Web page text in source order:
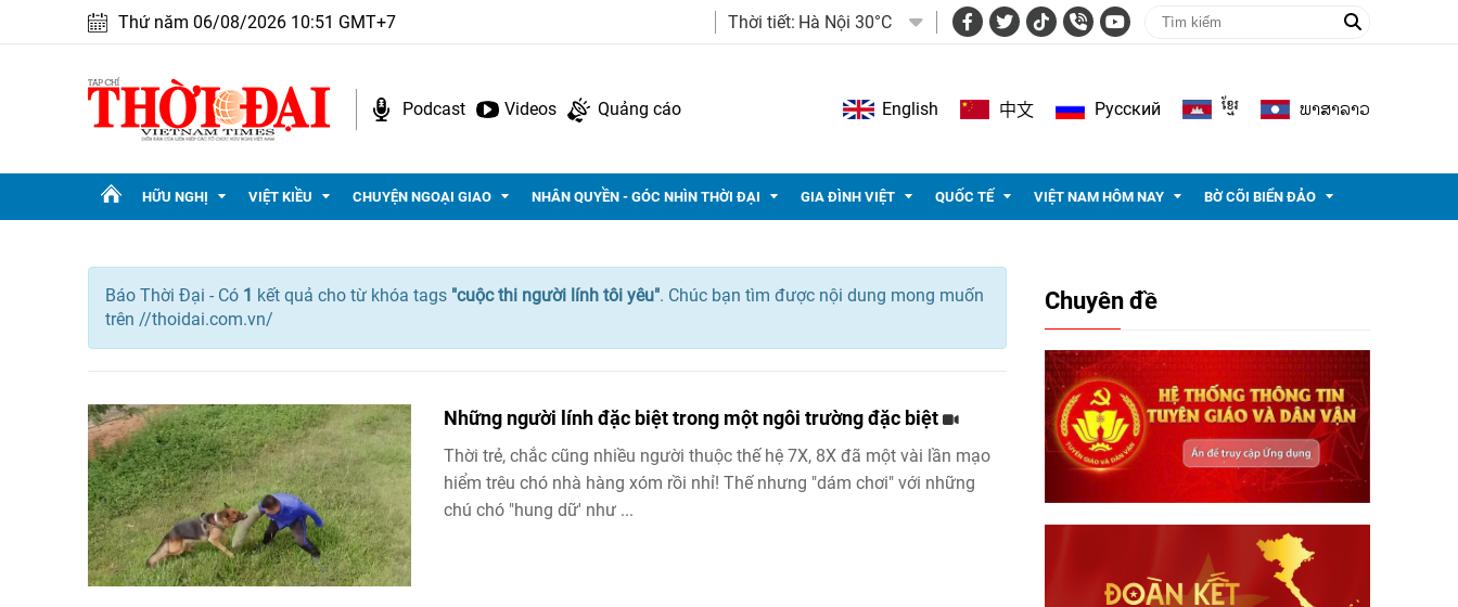
Thứ năm 06/08/2026 10:51 GMT+7 Thời tiết: Hà Nội 30°C
Podcast Videos Quảng cáo English 中文 Pусский ខ្មែរ ພາ​ສາ​ລາວ
HỮU NGHỊ VIỆT KIỀU CHUYỆN NGOẠI GIAO NHÂN QUYỀN - GÓC NHÌN THỜI ĐẠI GIA ĐÌNH VIỆT QUỐC TẾ VIỆT NAM HÔM NAY BỜ CÕI BIỂN ĐẢO
Báo Thời Đại - Có 1 kết quả cho từ khóa tags "cuộc thi người lính tôi yêu". Chúc bạn tìm được nội dung mong muốn
trên //thoidai.com.vn/
Những người lính đặc biệt trong một ngôi trường đặc biệt
Thời trẻ, chắc cũng nhiều người thuộc thế hệ 7X, 8X đã một vài lần mạo
hiểm trêu chó nhà hàng xóm rồi nhỉ! Thế nhưng "dám chơi" với những
chú chó "hung dữ' như ...
Chuyên đề